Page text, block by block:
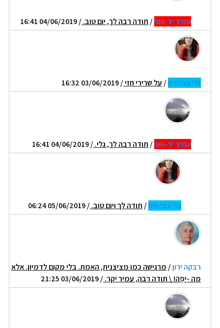
עמיר יד-אור/ תודה רבה לך, יום טוב./ 04/06/2019 16:41
גלי צבי-ויס/ על שרירי חזי/ 03/06/2019 16:32
עמיר יד-אור/ תודה רבה לך, גלי./ 04/06/2019 16:41
גלי צבי-ויס/ תודה לך ויום טוב./ 05/06/2019 06:24
רבקה ירון/ מרגישה כמו מציצנית, האמת. בלי מקום לדמיון. אלא
מה -יָפֶה! \ תודה רבה, עמיר יקר./ 03/06/2019 21:25